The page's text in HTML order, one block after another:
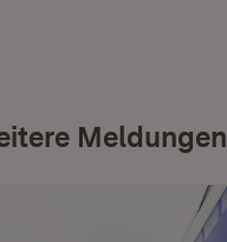
Meldungen